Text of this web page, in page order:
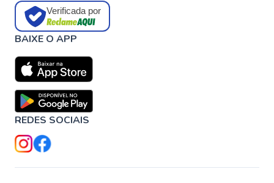
Verificada por
BAIXE O APP
REDES SOCIAIS